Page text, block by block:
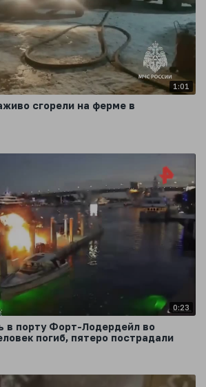
1:01
сгорели на ферме в
0:23
в порту Форт-Лодердейл во
погиб, пятеро пострадали